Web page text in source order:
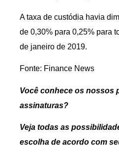
A taxa de custódia havia
de 0,30% para 0,25% para
de janeiro de 2019.
Fonte: Finance News
Você conhece os nossos
assinaturas?
Veja todas as
escolha de acordo com